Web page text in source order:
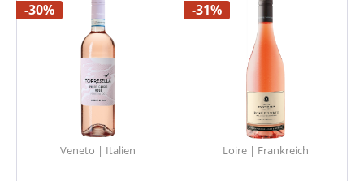
-30%
Veneto | Italien
-31%
Loire | Frankreich